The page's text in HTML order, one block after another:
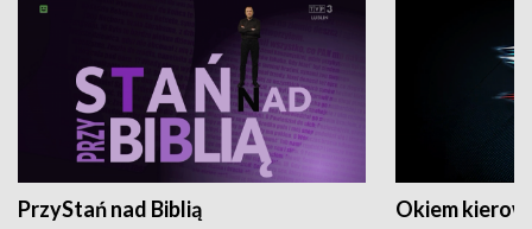
PrzyStań nad Biblią Okiem